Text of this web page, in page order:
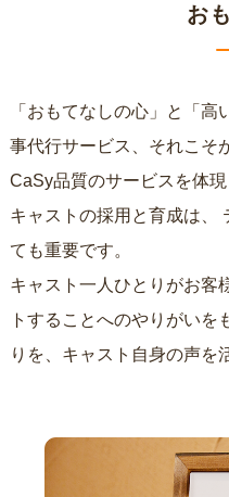
お
「おもてなしの心」と「
事代行サービス、それこそ
CaSy品質のサービスを体
キャストの採用と育成は、
ても重要です。
キャスト一人ひとりがお客
トすることへのやりがいを
りを、キャスト自身の声を